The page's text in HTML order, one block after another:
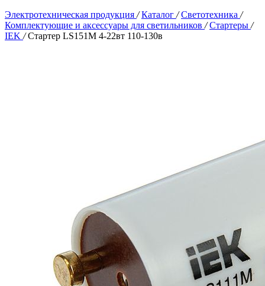
Электротехническая продукция / Каталог / Светотехника /
Комплектующие и аксессуары для светильников / Стартеры /
IEK / Стартер LS151М 4-22вт 110-130в